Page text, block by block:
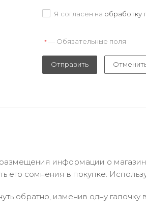
Я согласен на обработку
*— Обязательные поля
Отправить
информации о
его сомнения в покупке.
обратно, изменив одну галочку